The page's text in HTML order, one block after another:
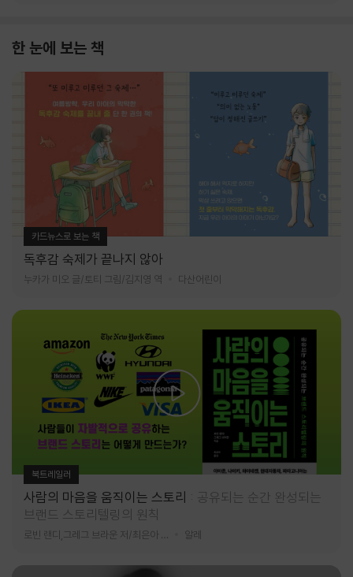
한 눈에 보는 책
카드뉴스로 보는 책
독후감 숙제가 끝나지 않아
누카가 미오 글/토티 그림/김지영 역 다산어린이
북트레일러
사람의 마음을 움직이는 스토리
공유되는 순간 완성되는
브랜드 스토리텔링의 원칙
알레